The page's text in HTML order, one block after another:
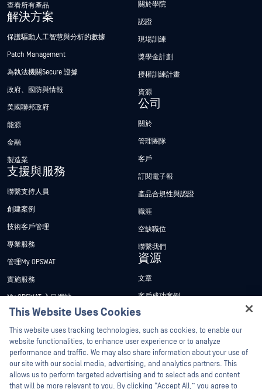
查看所有產品
解決方案
保護驅動人工智慧與分析的數據
Patch Management
為執法機關Secure 證據
政府、國防與情報
美國聯邦政府
能源
金融
製造業
支援與服務
聯繫支持人員
創建案例
技術客戶管理
專業服務
管理My OPSWAT
實施服務
My OPSWAT 入口網站
技術檔案
訓練
漏洞通報計畫
合作夥伴
認證
關於學院
認證
現場訓練
獎學金計劃
授權訓練計畫
資源
公司
關於
管理團隊
客戶
訂閱電子報
產品合規性與認證
職涯
空缺職位
聯繫我們
資源
文章
客戶成功案例
新聞稿
新聞報導
網路研討會
產品型錄
This Website Uses Cookies
This website uses tracking technologies, such as cookies, to enable our
website functionalities, to enhance user experience or to analyze
performance and traffic. We may also share information about your use of
our site with our social media, advertising, and analytics partners. This
allows us to perform targeted advertising and to select ads and content
that will be more relevant to you. By clicking “Accept All,” you agree to
Hey there!
I'm Ozzy, your OPSWAT virtual assistant.
How can I help you secure what's critical
today?